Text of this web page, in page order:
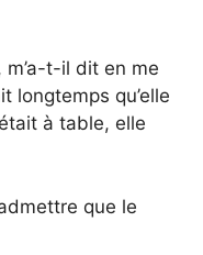
m’a-t-il dit en me
longtemps qu’elle
à table, elle
que le